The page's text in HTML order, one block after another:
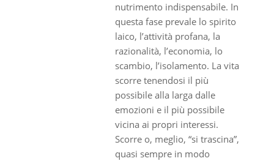
nutrimento indispensabile. In
questa fase prevale lo spirito
laico, l’attività profana, la
razionalità, l’economia, lo
scambio, l’isolamento. La vita
scorre tenendosi il più
possibile alla larga dalle
emozioni e il più possibile
vicina ai propri interessi.
Scorre o, meglio, “si trascina”,
quasi sempre in modo